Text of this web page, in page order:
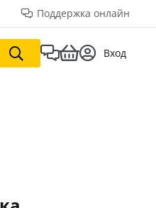
Поддержка онлайн
Вход